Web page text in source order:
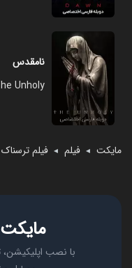
مایکت ◄ فیلم ◄ فیلم ترسناک
نامقدس
Unholy
با نصب